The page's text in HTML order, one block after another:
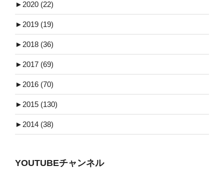
► 2020 (22)
► 2019 (19)
► 2018 (36)
► 2017 (69)
► 2016 (70)
► 2015 (130)
► 2014 (38)
YOUTUBEチャンネル